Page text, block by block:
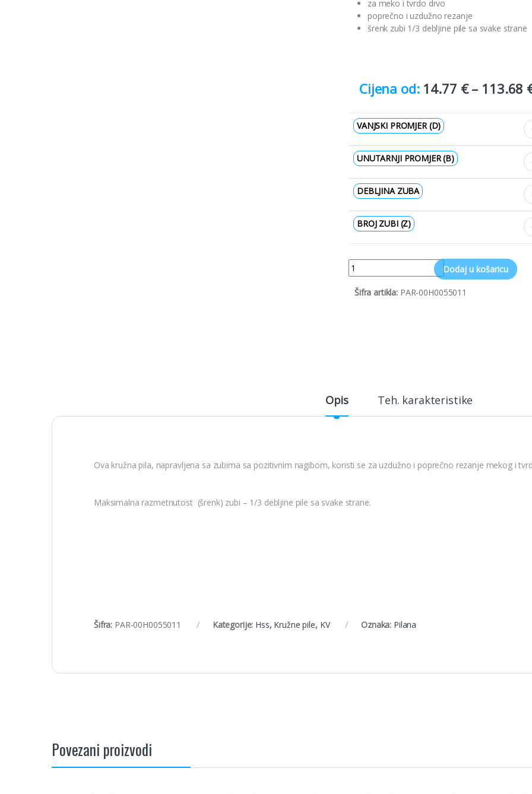
za meko i tvrdo drvo
poprečno i uzdužno rezanje
šrenk zubi 1/3 debljine pile sa svake strane
14.77 €– 113.68
VANJSKI PROMJER (D)
UNUTARNJI PROMJER (B)
DEBLJINA ZUBA
BROJ ZUBI (Z)
Quantity Dodaj u košaricu
Šifra artikla: PAR-00H0055011
Opis Teh. karakteristike
Ova kružna pila, napravljena sa zubima sa pozitivnim nagibom, koristi se za uzdužno i poprečno rezanje mekog i
Maksimalna razmetnutost (šrenk) zubi – 1/3 debljine pile sa svake strane.
Šifra: PAR-00H0055011 Kategorije: Hss, Kružne pile, KV Oznaka: Pilana
Povezani proizvodi